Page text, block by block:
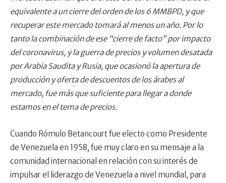
equivalente a un cierre del orden de los 6 MMBPD, y que
recuperar este mercado tomará al menos un año. Por lo
tanto la combinación de ese “cierre de facto” por impacto
del coronavirus, y la guerra de precios y volumen desatada
por Arabia Saudita y Rusia, que ocasionó la apertura de
producción y oferta de descuentos de los árabes al
mercado, fue más que suficiente para llegar a donde
estamos en el tema de precios.
Cuando Rómulo Betancourt fue electo como Presidente
de Venezuela en 1958, fue muy claro en su mensaje a la
comunidad internacional en relación con su interés de
impulsar el liderazgo de Venezuela a nivel mundial, para